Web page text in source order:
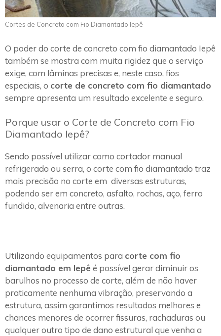
Cortes de Concreto com Fio Diamantado Iepê
O poder do corte de concreto com fio diamantado Iepê
também se mostra com muita rigidez que o serviço
exige, com lâminas precisas e, neste caso, fios
especiais, o corte de concreto com fio diamantado
sempre apresenta um resultado excelente e seguro.
Porque usar o Corte de Concreto com Fio
Diamantado Iepê?
Sendo possível utilizar como cortador manual
refrigerado ou serra, o corte com fio diamantado traz
mais precisão no corte em diversas estruturas,
podendo ser em concreto, asfalto, rochas, aço, ferro
fundido, alvenaria entre outras.
Utilizando equipamentos para corte com fio
diamantado em Iepê é possível gerar diminuir os
barulhos no processo de corte, além de não haver
praticamente nenhuma vibração, preservando a
estrutura, assim garantimos resultados melhores e
chances menores de ocorrer fissuras, rachaduras ou
qualquer outro tipo de dano estrutural que venha a